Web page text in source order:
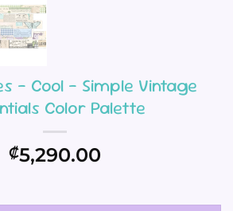
– Cool – Simple Vintage
Color Palette
₡5,290.00
- Simple Vintage Essentials Color